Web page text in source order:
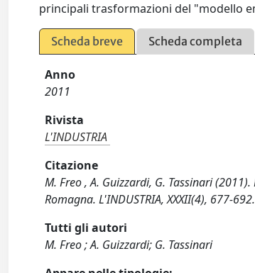
principali trasformazioni del "modello
Scheda breve Scheda completa
Anno
2011
Rivista
L'INDUSTRIA
Citazione
M. Freo , A. Guizzardi, G. Tassinari
Romagna. L'INDUSTRIA, XXXII(4), 677-692.
Tutti gli autori
M. Freo ; A. Guizzardi; G. Tassinari